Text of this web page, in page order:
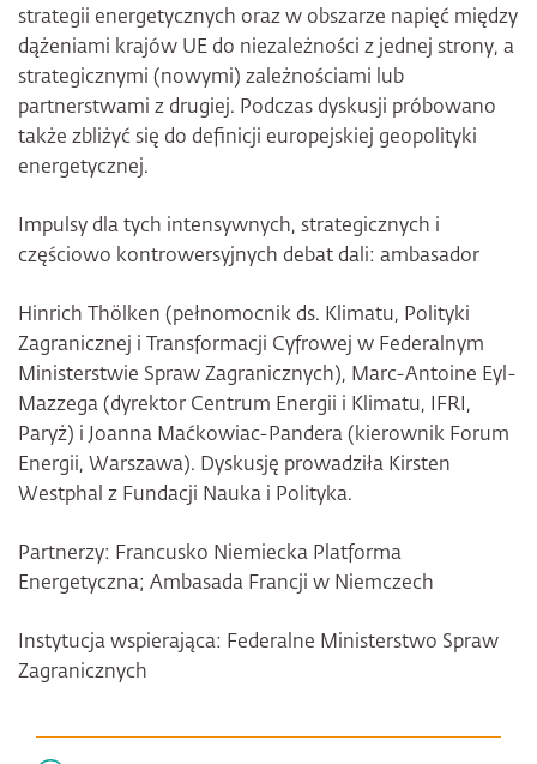
strategii energetycznych oraz w obszarze napięć między
dążeniami krajów UE do niezależności z jednej strony, a
strategicznymi (nowymi) zależnościami lub
partnerstwami z drugiej. Podczas dyskusji próbowano
także zbliżyć się do definicji europejskiej geopolityki
energetycznej.
Impulsy dla tych intensywnych, strategicznych i
częściowo kontrowersyjnych debat dali: ambasador
Hinrich Thölken (pełnomocnik ds. Klimatu, Polityki
Zagranicznej i Transformacji Cyfrowej w Federalnym
Ministerstwie Spraw Zagranicznych), Marc-Antoine Eyl-
Mazzega (dyrektor Centrum Energii i Klimatu, IFRI,
Paryż) i Joanna Maćkowiac-Pandera (kierownik Forum
Energii, Warszawa). Dyskusję prowadziła Kirsten
Westphal z Fundacji Nauka i Polityka.
Partnerzy: Francusko Niemiecka Platforma
Energetyczna; Ambasada Francji w Niemczech
Instytucja wspierająca: Federalne Ministerstwo Spraw
Zagranicznych